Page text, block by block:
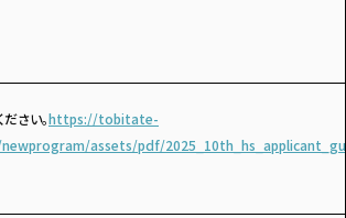
さい。https://tobitate-
assets/pdf/